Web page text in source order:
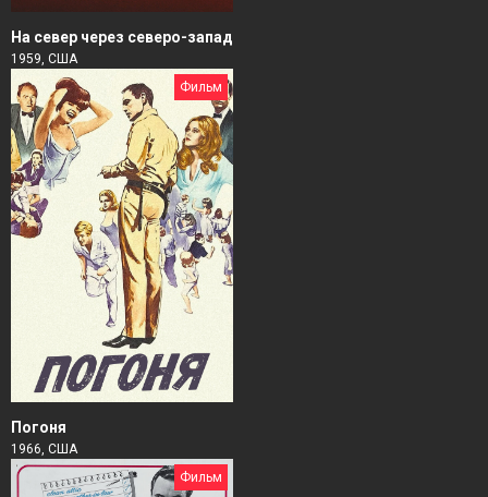
На север через северо-запад
1959, США
Фильм
Погоня
1966, США
Фильм